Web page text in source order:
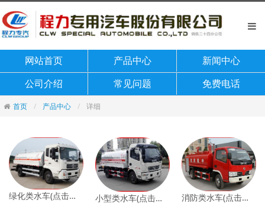
网站首页 产品中心
新闻中心
公司介绍
常见问题 免费电话
首页 产品中心 详细
绿化类水车(点击查看) 小型类水车(点击查看) 消防类水车(点击查看)